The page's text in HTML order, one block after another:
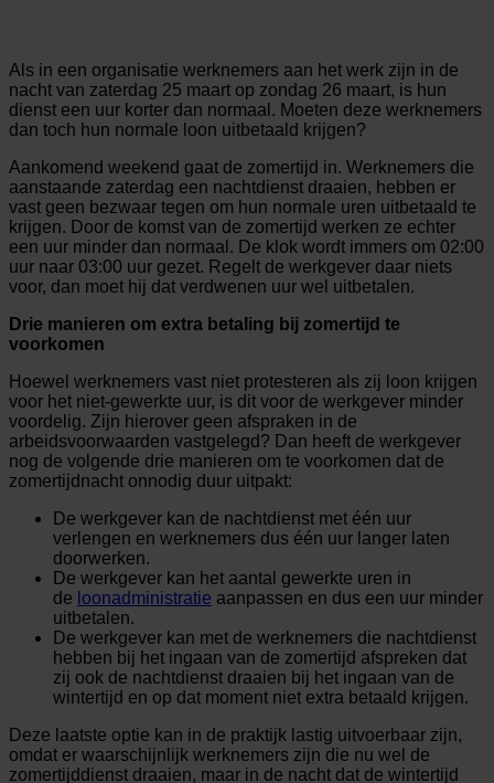
Als in een organisatie werknemers aan het werk zijn in de
nacht van zaterdag 25 maart op zondag 26 maart, is hun
dienst een uur korter dan normaal. Moeten deze werknemers
dan toch hun normale loon uitbetaald krijgen?
Aankomend weekend gaat de zomertijd in. Werknemers die
aanstaande zaterdag een nachtdienst draaien, hebben er
vast geen bezwaar tegen om hun normale uren uitbetaald te
krijgen. Door de komst van de zomertijd werken ze echter
een uur minder dan normaal. De klok wordt immers om 02:00
uur naar 03:00 uur gezet. Regelt de werkgever daar niets
voor, dan moet hij dat verdwenen uur wel uitbetalen.
Drie manieren om extra betaling bij zomertijd te
voorkomen
Hoewel werknemers vast niet protesteren als zij loon krijgen
voor het niet-gewerkte uur, is dit voor de werkgever minder
voordelig. Zijn hierover geen afspraken in de
arbeidsvoorwaarden vastgelegd? Dan heeft de werkgever
nog de volgende drie manieren om te voorkomen dat de
zomertijdnacht onnodig duur uitpakt:
De werkgever kan de nachtdienst met één uur
verlengen en werknemers dus één uur langer laten
doorwerken.
De werkgever kan het aantal gewerkte uren in
de loonadministratie aanpassen en dus een uur minder
uitbetalen.
De werkgever kan met de werknemers die nachtdienst
hebben bij het ingaan van de zomertijd afspreken dat
zij ook de nachtdienst draaien bij het ingaan van de
wintertijd en op dat moment niet extra betaald krijgen.
Deze laatste optie kan in de praktijk lastig uitvoerbaar zijn,
omdat er waarschijnlijk werknemers zijn die nu wel de
zomertijddienst draaien, maar in de nacht dat de wintertijd